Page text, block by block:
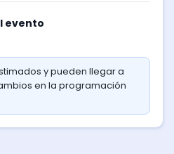
evento
y pueden llegar a
en la programación